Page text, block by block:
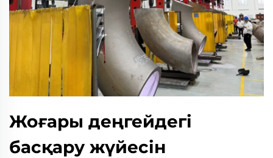
Жоғары деңгейдегі
басқару жүйесін